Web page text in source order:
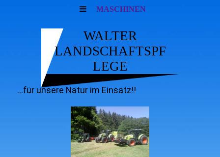
MASCHINEN
WALTER
LANDSCHAFTSPF
LEGE
...für unsere Natur im Einsatz!!